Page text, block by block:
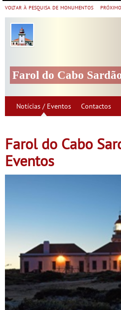
voltar à pesquisa de monumentos
próximo
Farol do Cabo
Notícias / Eventos Contactos
Farol do Cabo
Eventos